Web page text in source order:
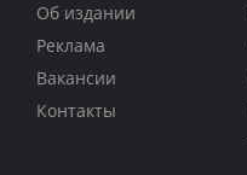
Об издании
Реклама
Вакансии
Контакты